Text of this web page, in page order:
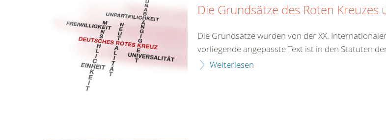
Die Grundsätze des Roten
Die Grundsätze wurden von der XX.
vorliegende angepasste Text ist in den Statuten
Weiterlesen